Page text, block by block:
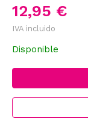
12,95 €
IVA incluido
Disponible